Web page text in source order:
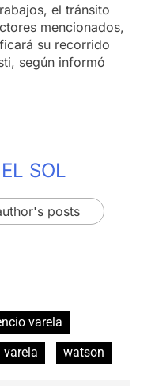
el tránsito
mencionados,
su recorrido
según informó
SOL
posts
varela
varela watson